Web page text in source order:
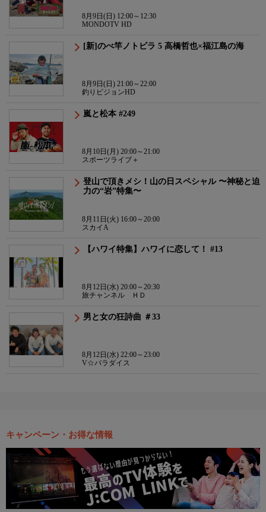
8月9日(日) 12:00～12:30
MONDOTV HD
[新]のべ竿ノトビラ 5 高橋哲也×福江島の海
8月9日(日) 21:00～22:00
釣りビジョンHD
嵐と松本 #249
8月10日(月) 20:00～21:00
スポーツライブ＋
登山で頂きメシ！山の日スペシャル 〜神秘と迫
力の“岩”特集〜
8月11日(火) 16:00～20:00
スカイA
【ハワイ特集】ハワイに恋して！ #13
8月12日(水) 20:00～20:30
旅チャンネル ＨＤ
男と女の狂詩曲 ＃33
8月12日(水) 22:00～23:00
V☆パラダイス
キャンペーン・お得な情報